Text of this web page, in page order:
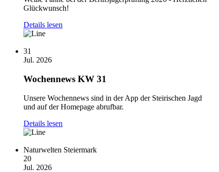
Glückwunsch!
Details lesen
31
Jul. 2026
Wochennews KW 31
Unsere Wochennews sind in der App der Steirischen Jagd
und auf der Homepage abrufbar.
Details lesen
Naturwelten Steiermark
20
Jul. 2026